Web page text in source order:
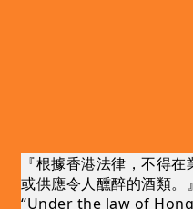
『根據香港法律，不得
或供應令人醺醉的酒類。』
“Under the law of